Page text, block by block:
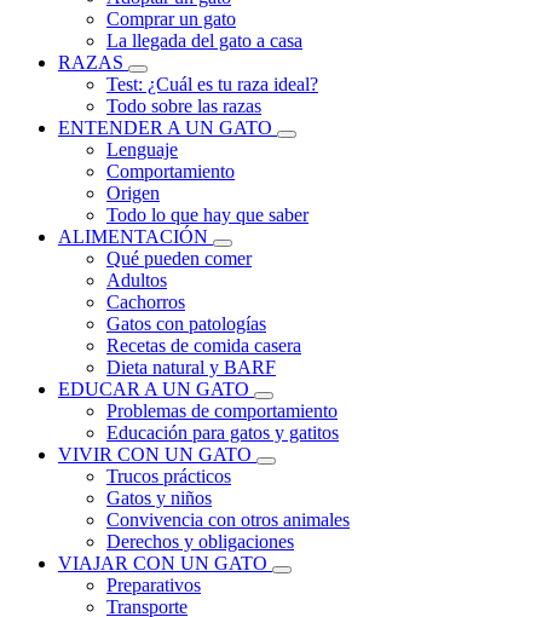
Comprar un gato
La llegada del gato a casa
RAZAS
Test: ¿Cuál es tu raza ideal?
Todo sobre las razas
ENTENDER A UN GATO
Lenguaje
Comportamiento
Origen
Todo lo que hay que saber
ALIMENTACIÓN
Qué pueden comer
Adultos
Cachorros
Gatos con patologías
Recetas de comida casera
Dieta natural y BARF
EDUCAR A UN GATO
Problemas de comportamiento
Educación para gatos y gatitos
VIVIR CON UN GATO
Trucos prácticos
Gatos y niños
Convivencia con otros animales
Derechos y obligaciones
VIAJAR CON UN GATO
Preparativos
Transporte